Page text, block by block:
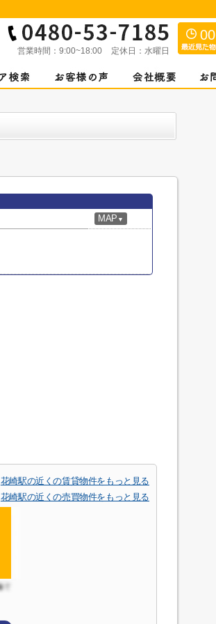
営業時間： 9:00~18:00 定休日： 水曜日
00
MAP ▼
花崎駅の近くの賃貸物件をもっと見る
花崎駅の近くの売買物件をもっと見る